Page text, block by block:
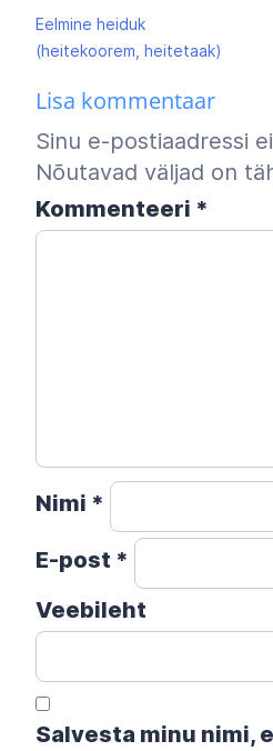
Navigeerimine
Eelmine heiduk
(heitekoorem, heitetaak)
Lisa kommentaar
Sinu e-postiaadressi
Nõutavad väljad on
Kommenteeri *
Nimi *
E-post *
Veebileht
Salvesta minu nimi,